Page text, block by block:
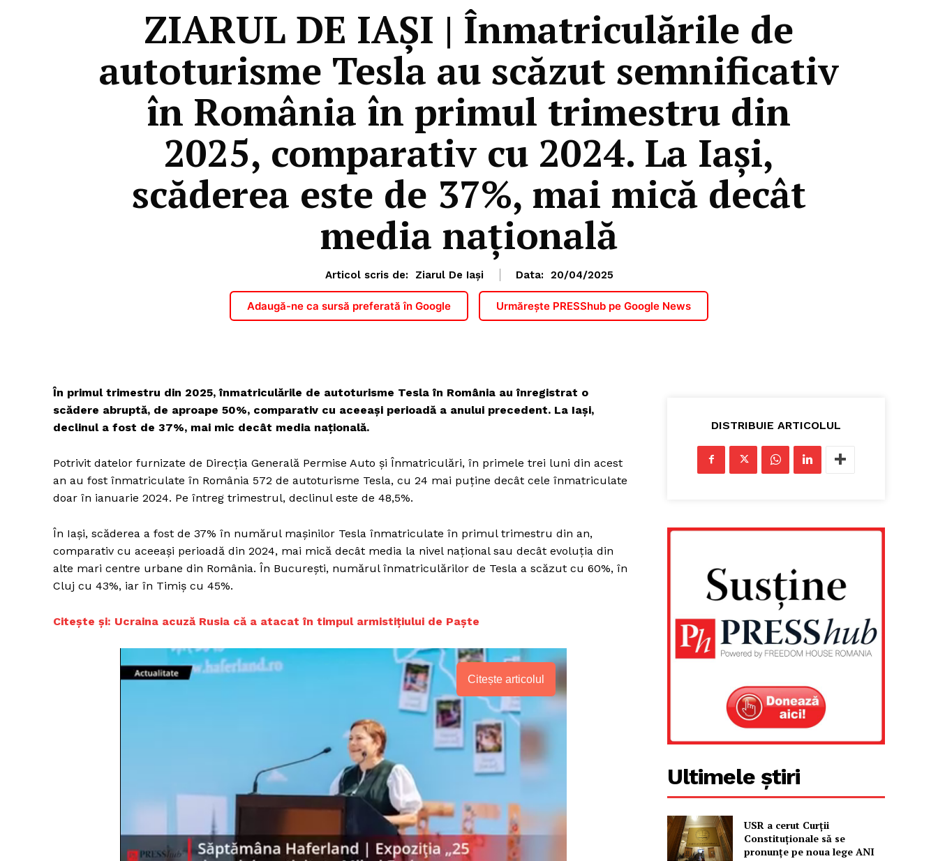
PRESShub
Despre noi / Echipa
Proiecte editoriale
Rețea
ZIARUL DE IAȘI | Înmatriculările de
autoturisme Tesla au scăzut semnificativ
în România în primul trimestru din
2025, comparativ cu 2024. La Iași,
scăderea este de 37%, mai mică decât
media națională
Articol scris de: Ziarul De Iași Data: 20/04/2025
Adaugă-ne ca sursă preferată în Google Urmărește PRESShub pe Google News
În primul trimestru din 2025, înmatriculările de autoturisme Tesla în România au înregistrat o
scădere abruptă, de aproape 50%, comparativ cu aceeași perioadă a anului precedent. La Iași,
declinul a fost de 37%, mai mic decât media națională.
Potrivit datelor furnizate de Direcția Generală Permise Auto și Înmatriculări, în primele trei luni din acest
an au fost înmatriculate în România 572 de autoturisme Tesla, cu 24 mai puține decât cele înmatriculate
doar în ianuarie 2024. Pe întreg trimestrul, declinul este de 48,5%.
În Iași, scăderea a fost de 37% în numărul mașinilor Tesla înmatriculate în primul trimestru din an,
comparativ cu aceeași perioadă din 2024, mai mică decât media la nivel național sau decât evoluția din
alte mari centre urbane din România. În București, numărul înmatriculărilor de Tesla a scăzut cu 60%, în
Cluj cu 43%, iar în Timiș cu 45%.
Citește și: Ucraina acuză Rusia că a atacat în timpul armistițiului de Paște
Citește articolul
DISTRIBUIE ARTICOLUL
Ultimele știri
USR a cerut Curții
Constituționale să se
pronunțe pe noua lege ANI